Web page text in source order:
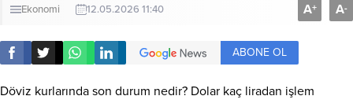
Ekonomi 12.05.2026 11:40 A+ A-
ABONE OL
Döviz kurlarında son durum nedir? Dolar kaç liradan işlem